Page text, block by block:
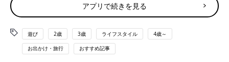
いろんな氷を作ってみよう！
一口に氷と言っても、形や、中に入れるものでいろんなバリエー
ションを作ることができます！用途や興味に合わせていろんな氷
アプリで続きを見る
遊び 2歳 3歳 ライフスタイル 4歳～
お出かけ・旅行 おすすめ記事